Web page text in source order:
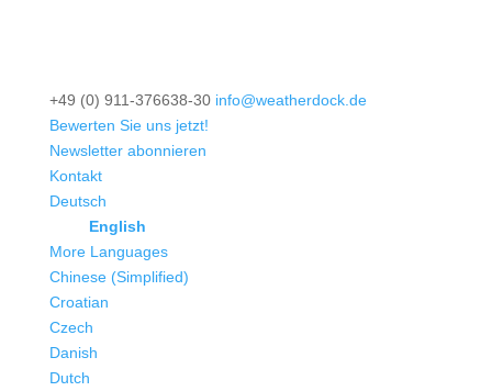
+49 (0) 911-376638-30 info@weatherdock.de
Bewerten Sie uns jetzt!
Newsletter abonnieren
Kontakt
Deutsch
English
More Languages
Chinese (Simplified)
Croatian
Czech
Danish
Dutch